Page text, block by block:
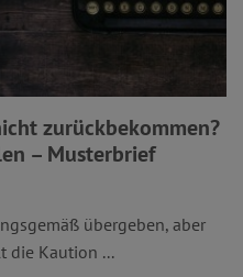
zurückbekommen?
– Musterbrief
übergeben, aber
die Kaution ...